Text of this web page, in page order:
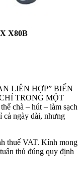
X80B
LIÊN HỢP” BIẾN
TRONG MỘT
chà – hút – làm sạch
cả ngày dài, nhưng
thuế VAT. Kính mong
thủ đúng quy định